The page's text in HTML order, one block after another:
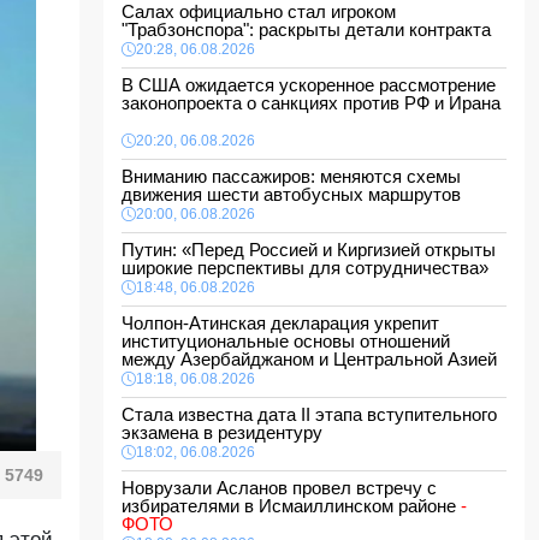
5749
Салах официально стал игроком
"Трабзонспора": раскрыты детали контракта
20:28, 06.08.2026
В США ожидается ускоренное рассмотрение
законопроекта о санкциях против РФ и Ирана
20:20, 06.08.2026
Вниманию пассажиров: меняются схемы
движения шести автобусных маршрутов
20:00, 06.08.2026
Путин: «Перед Россией и Киргизией открыты
широкие перспективы для сотрудничества»
18:48, 06.08.2026
Чолпон-Атинская декларация укрепит
институциональные основы отношений
между Азербайджаном и Центральной Азией
18:18, 06.08.2026
Стала известна дата II этапа вступительного
экзамена в резидентуру
18:02, 06.08.2026
Новрузали Асланов провел встречу с
избирателями в Исмаиллинском районе -
ФОТО